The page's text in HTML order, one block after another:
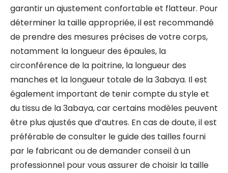
garantir un ajustement confortable et flatteur. Pour
déterminer la taille appropriée, il est recommandé
de prendre des mesures précises de votre corps,
notamment la longueur des épaules, la
circonférence de la poitrine, la longueur des
manches et la longueur totale de la 3abaya. Il est
également important de tenir compte du style et
du tissu de la 3abaya, car certains modèles peuvent
être plus ajustés que d’autres. En cas de doute, il est
préférable de consulter le guide des tailles fourni
par le fabricant ou de demander conseil à un
professionnel pour vous assurer de choisir la taille